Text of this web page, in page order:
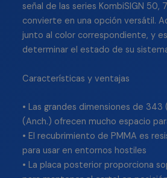
señal de las series KombiSIGN 50,
convierte en una opción versátil.
junto al color correspondiente, y
determinar el estado de su
Características y ventajas
• Las grandes dimensiones de 343
(Anch.) ofrecen mucho espacio
• El recubrimiento de PMMA es
para usar en entornos hostiles
• La placa posterior proporciona